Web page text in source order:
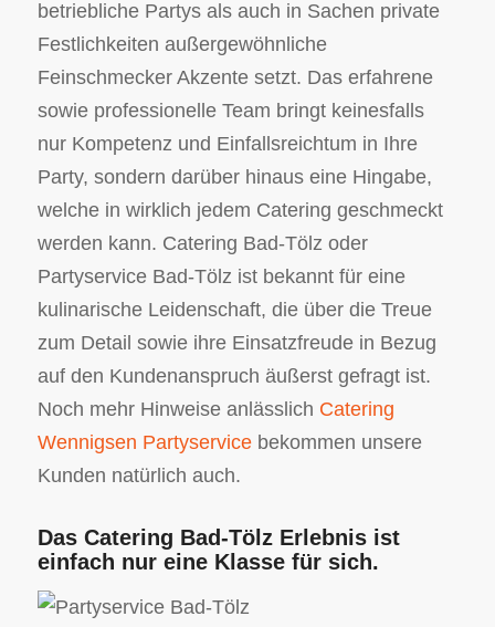
betriebliche Partys als auch in Sachen private
Festlichkeiten außergewöhnliche
Feinschmecker Akzente setzt. Das erfahrene
sowie professionelle Team bringt keinesfalls
nur Kompetenz und Einfallsreichtum in Ihre
Party, sondern darüber hinaus eine Hingabe,
welche in wirklich jedem Catering geschmeckt
werden kann. Catering Bad-Tölz oder
Partyservice Bad-Tölz ist bekannt für eine
kulinarische Leidenschaft, die über die Treue
zum Detail sowie ihre Einsatzfreude in Bezug
auf den Kundenanspruch äußerst gefragt ist.
Noch mehr Hinweise anlässlich Catering
Wennigsen Partyservicebekommen unsere
Kunden natürlich auch.
Das Catering Bad-Tölz Erlebnis ist
einfach nur eine Klasse für sich.